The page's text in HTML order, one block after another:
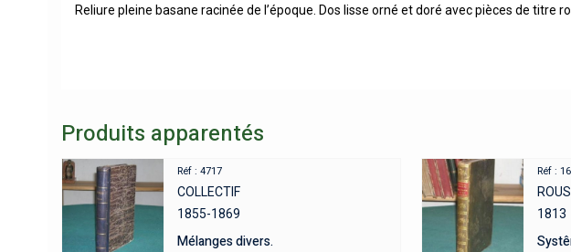
Reliure pleine basane racinée de l’époque. Dos lisse orné et doré avec pièces de
Produits apparentés
Réf : 4717
COLLECTIF
1855-1869
Mélanges divers.
Réf :
1813